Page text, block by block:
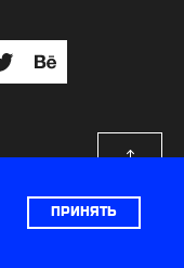
Вы
ПРИНЯТЬ